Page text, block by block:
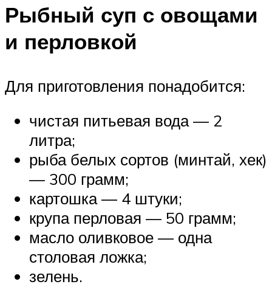
Рыбный суп с овощами
и перловкой
Для приготовления понадобится:
чистая питьевая вода — 2
литра;
рыба белых сортов (минтай, хек)
— 300 грамм;
картошка — 4 штуки;
крупа перловая — 50 грамм;
масло оливковое — одна
столовая ложка;
зелень.